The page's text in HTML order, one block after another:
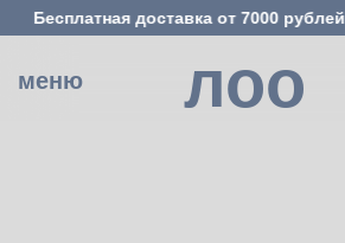
Бесплатная доставка от 7000 рублей
лоо